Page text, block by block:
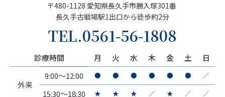
〒480-1128 愛知県長久手市勝入塚301番
長久手古戦場駅1出口から徒歩約2分
TEL.0561-56-1808
診療時間 月 火 水 木 金 土 日
外来
9:00～12:00 ● ● ● ● ● ● ／
15:30～18:30 ★ ★ ★ ／ ★ ／ ／